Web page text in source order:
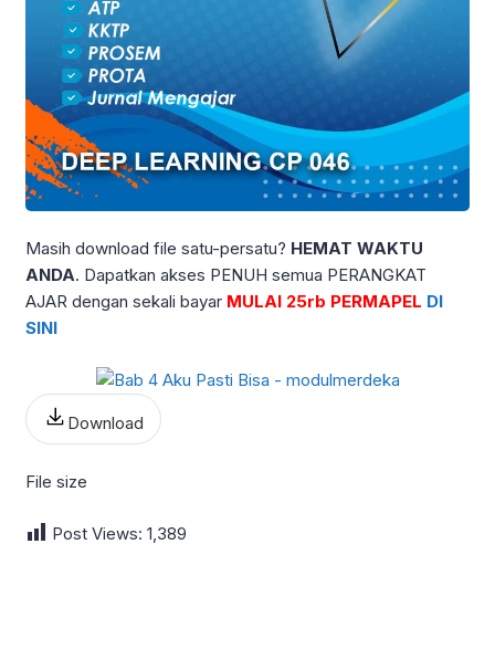
Masih download file satu-persatu? HEMAT WAKTU
ANDA. Dapatkan akses PENUH semua PERANGKAT
AJAR dengan sekali bayar MULAI 25rb PERMAPEL DI
SINI
Download
File size
Post Views: 1,389